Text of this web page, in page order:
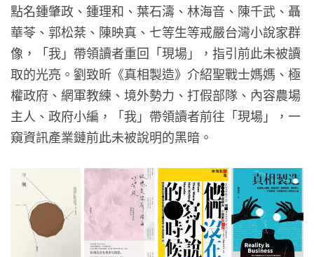
點名鍾肇政、鍾理和、葉石濤、林海音、陳千武、聶
華苓、郭松棻、陳映真、七等生等戒嚴台灣小說家群
像，「我」帶領讀者重回「現場」，指引前此未被讀
取的光亮。劉致昕《真相製造》介紹聖戰士媽媽、極
權政府、網軍教練、境外勢力、打假部隊、內容農場
主人、政府小編，「我」帶領讀者前往「現場」，一
窺資訊產業鏈前此未被說明的黑暗。